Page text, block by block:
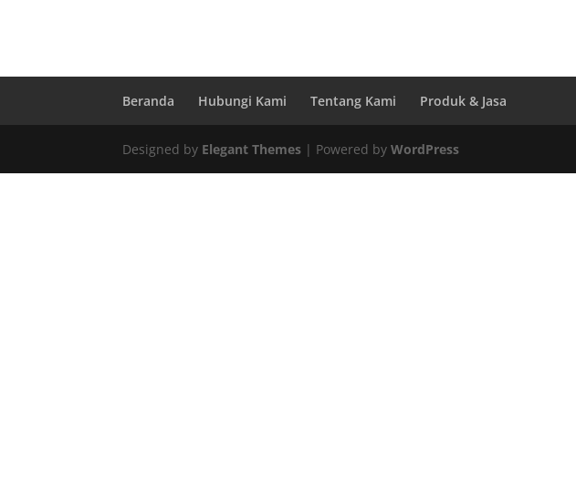
Beranda Hubungi Kami Tentang Kami Produk & Jasa
Designed by Elegant Themes | Powered byWordPress